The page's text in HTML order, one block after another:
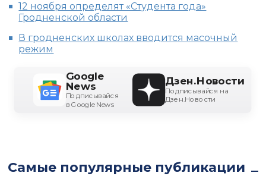
12 ноября определят «Студента года»
Гродненской области
В гродненских школах вводится масочный
режим
Google
News
Подписывайся
в Google News
Дзен.Новости
Подписывайся на
Дзен.Новости
Самые популярные публикации